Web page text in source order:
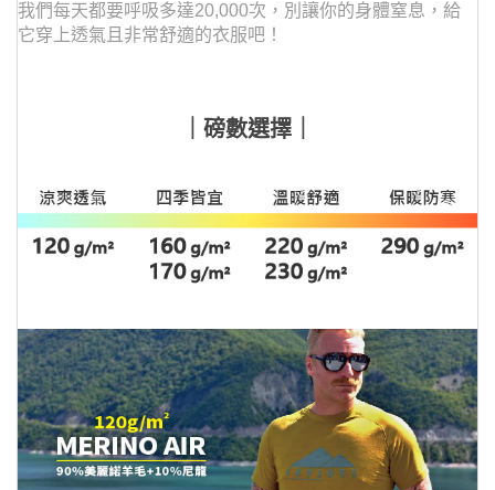
我們每天都要呼吸多達20,000次， 別讓你的身體窒息，給
它穿上透氣且非常舒適的衣服吧！
｜磅數選擇｜